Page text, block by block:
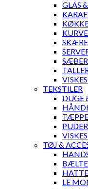
GLAS
TEKSTILER
DUGE
PUDER
TØJ &
LE